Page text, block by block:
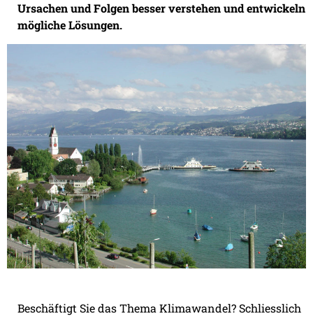
Ursachen und Folgen besser verstehen und entwickeln
mögliche Lösungen.
Beschäftigt Sie das Thema Klimawandel? Schliesslich